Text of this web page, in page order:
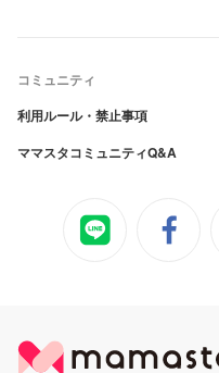
コミュニティ
利用ルール・禁止事項
ママスタコミュニティQ&A